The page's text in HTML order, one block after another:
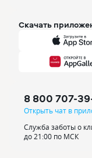
Скачать
8 800 707-
Открыть чат в
Служба заботы о
до 21:00 по МСК